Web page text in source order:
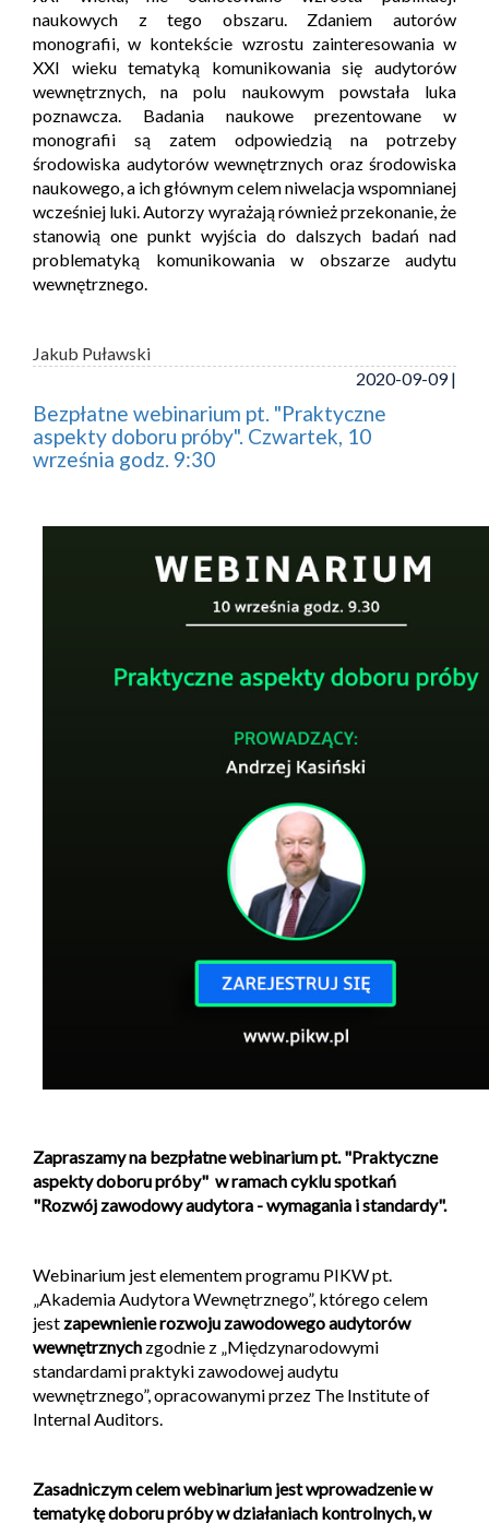
naukowych z tego obszaru. Zdaniem autorów
monografii, w kontekście wzrostu zainteresowania w
XXI wieku tematyką komunikowania się audytorów
wewnętrznych, na polu naukowym powstała luka
poznawcza. Badania naukowe prezentowane w
monografii są zatem odpowiedzią na potrzeby
środowiska audytorów wewnętrznych oraz środowiska
naukowego, a ich głównym celem niwelacja wspomnianej
wcześniej luki. Autorzy wyrażają również przekonanie, że
stanowią one punkt wyjścia do dalszych badań nad
problematyką komunikowania w obszarze audytu
wewnętrznego.
Jakub Puławski
2020-09-09 |
Bezpłatne webinarium pt. "Praktyczne
aspekty doboru próby". Czwartek, 10
września godz. 9:30
Zapraszamy na bezpłatne webinarium pt. "Praktyczne
aspekty doboru próby" w ramach cyklu spotkań
"Rozwój zawodowy audytora - wymagania i standardy".
Webinarium jest elementem programu PIKW pt.
„Akademia Audytora Wewnętrznego”, którego celem
jest zapewnienie rozwoju zawodowego audytorów
wewnętrznych zgodnie z „Międzynarodowymi
standardami praktyki zawodowej audytu
wewnętrznego”, opracowanymi przez The Institute of
Internal Auditors.
Zasadniczym celem webinarium jest wprowadzenie w
tematykę doboru próby w działaniach kontrolnych, w